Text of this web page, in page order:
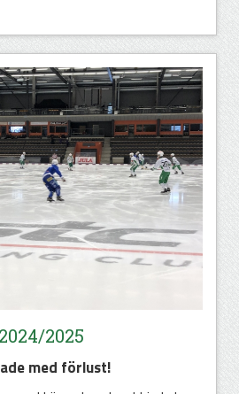
2025
med förlust!